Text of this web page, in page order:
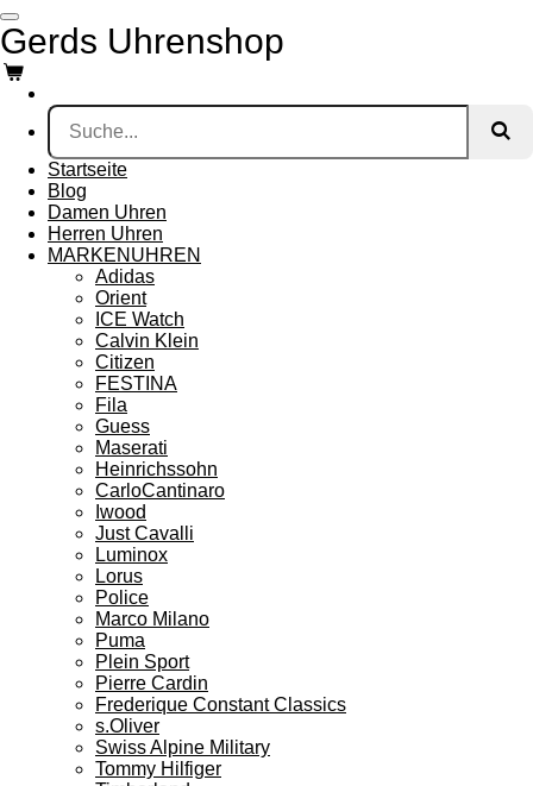
Zum
Hauptinhalt
springen
Gerds Uhrenshop
Startseite
Blog
Damen Uhren
Herren Uhren
MARKENUHREN
Adidas
Orient
ICE Watch
Calvin Klein
Citizen
FESTINA
Fila
Guess
Maserati
Heinrichssohn
CarloCantinaro
Iwood
Just Cavalli
Luminox
Lorus
Police
Marco Milano
Puma
Plein Sport
Pierre Cardin
Frederique Constant Classics
s.Oliver
Swiss Alpine Military
Tommy Hilfiger